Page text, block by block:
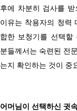
후에 차분히 검사를 받
이유는 착용자의 청력
합한 보청기를 선택할
분들께서는 숙련된 전
는지 확인하는 것이 중
어머님이 선택하신 귓